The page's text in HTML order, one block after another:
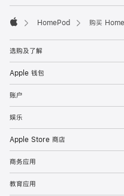
HomePod 购买
选购及了解
Apple 钱包
账户
娱乐
Apple Store 商店
商务应用
教育应用